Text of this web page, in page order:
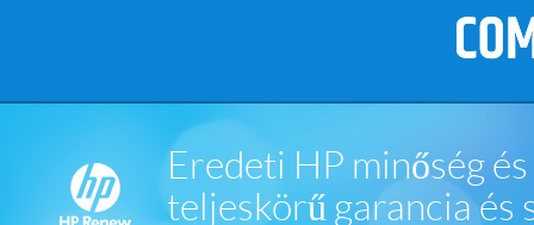
Eredeti HP minőség
teljeskörű garancia és